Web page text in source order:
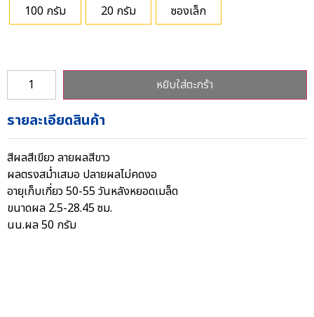
100 กรัม
20 กรัม ซองเล็ก
หยิบใส่ตะกร้า
รายละเอียดสินค้า
สีผลสีเขียว ลายผลสีขาว
ผลตรงสม่ำเสมอ ปลายผลไม่คดงอ
อายุเก็บเกี่ยว 50-55 วันหลังหยอดเมล็ด
ขนาดผล 2.5-28.45 ซม.
นน.ผล 50 กรัม